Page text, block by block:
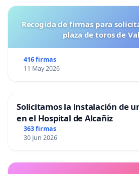
Recogida de firmas para
plaza de toros de
416 firmas
11 May 2026
Solicitamos la instalación de
en el Hospital de Alcañiz
363 firmas
30 Jun 2026